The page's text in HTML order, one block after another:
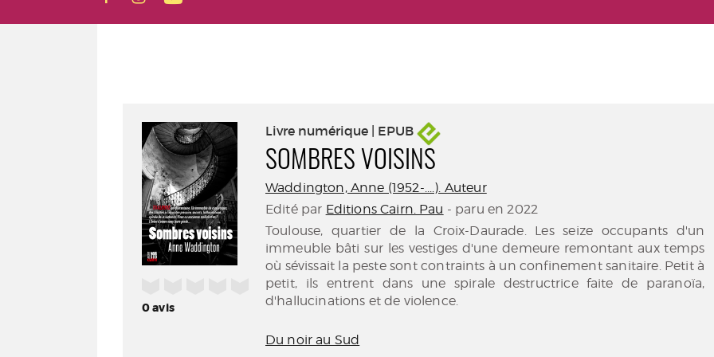
0avis
Livre numérique | EPUB
SOMBRES VOISINS
Waddington, Anne (1952-....). Auteur
Edité par Editions Cairn. Pau - paru en 2022
Toulouse, quartier de la Croix-Daurade. Les seize occupants d'un
immeuble bâti sur les vestiges d'une demeure remontant aux temps
où sévissait la peste sont contraints à un confinement sanitaire. Petit à
petit, ils entrent dans une spirale destructrice faite de paranoïa,
d'hallucinations et de violence.
Du noir au Sud